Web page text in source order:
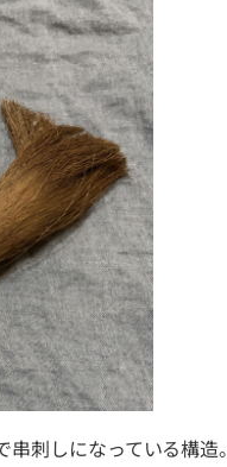
刺しになっている構造。